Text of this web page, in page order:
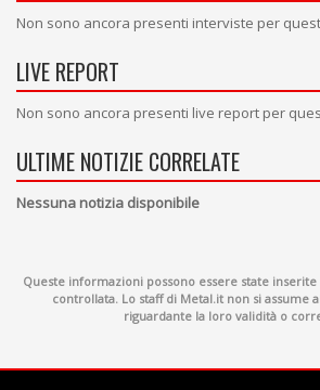
Non sono ancora presenti interviste per
LIVE REPORT
Non sono ancora presenti live report per
ULTIME NOTIZIE CORRELATE
Nessuna notizia disponibile
Queste informazioni possono essere state
controllata. Lo staff di Metal.it non si assume
riguardante la loro validità o